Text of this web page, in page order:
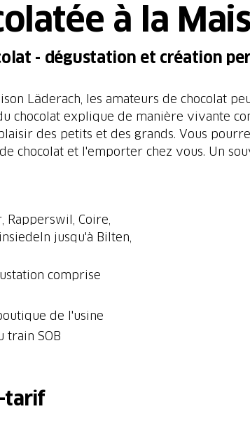
à la
- dégustation et création
Läderach, les amateurs de chocolat
chocolat explique de manière vivante
des petits et des grands. Vous
Coire,
jusqu'à Bilten,
comprise
de l'usine
train SOB
tarif